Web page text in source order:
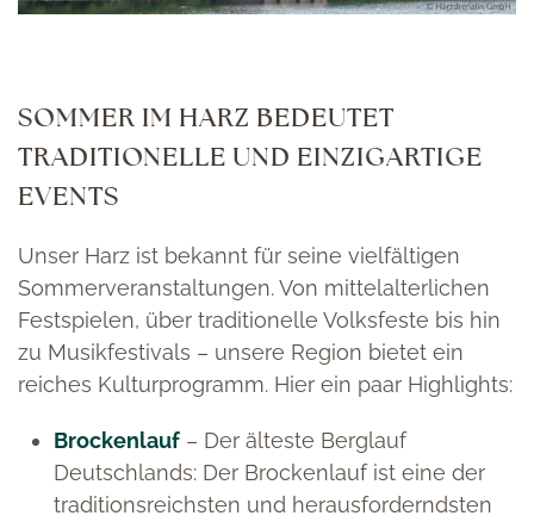
SOMMER IM HARZ BEDEUTET
TRADITIONELLE UND EINZIGARTIGE
EVENTS
Unser Harz ist bekannt für seine vielfältigen
Sommerveranstaltungen. Von mittelalterlichen
Festspielen, über traditionelle Volksfeste bis hin
zu Musikfestivals – unsere Region bietet ein
reiches Kulturprogramm. Hier ein paar Highlights:
Brockenlauf – Der älteste Berglauf
Deutschlands: Der Brockenlauf ist eine der
traditionsreichsten und herausforderndsten